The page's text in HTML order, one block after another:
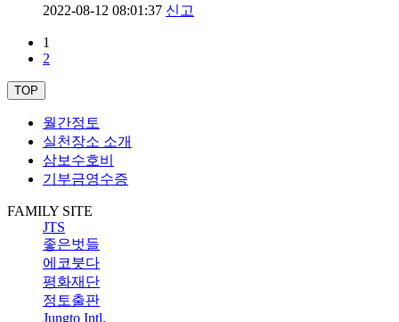
2022-08-12 08:01:37 신고
1
2
TOP
월간정토
실천장소 소개
삼보수호비
기부금영수증
FAMILY SITE
JTS
좋은벗들
에코붓다
평화재단
정토출판
Jungto Intl.